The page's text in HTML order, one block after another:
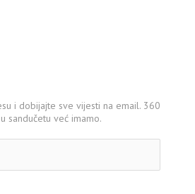
i dobijajte sve vijesti na email. 360
sandučetu već imamo.